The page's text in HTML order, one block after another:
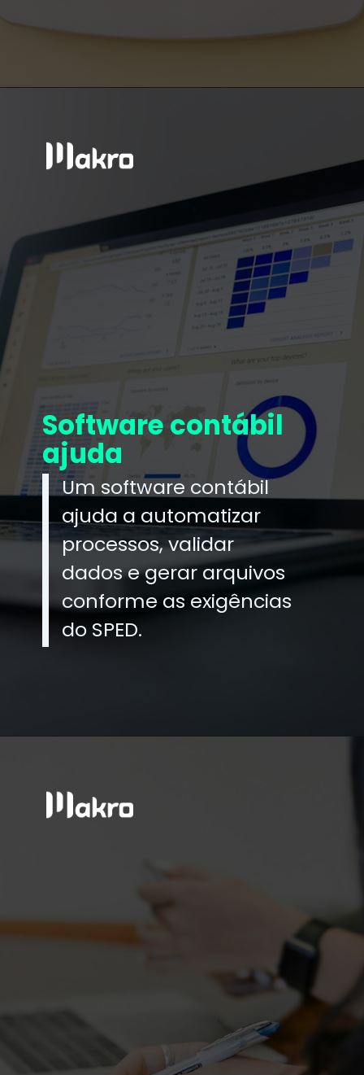
Software contábil
ajuda
Um software contábil
ajuda a automatizar
processos, validar
dados e gerar arquivos
conforme as exigências
do SPED.